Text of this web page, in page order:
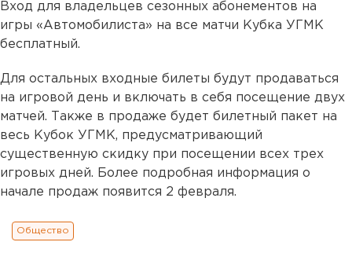
Вход для владельцев сезонных абонементов на
игры «Автомобилиста» на все матчи Кубка УГМК
бесплатный.
Для остальных входные билеты будут продаваться
на игровой день и включать в себя посещение двух
матчей. Также в продаже будет билетный пакет на
весь Кубок УГМК, предусматривающий
существенную скидку при посещении всех трех
игровых дней. Более подробная информация о
начале продаж появится 2 февраля.
Общество